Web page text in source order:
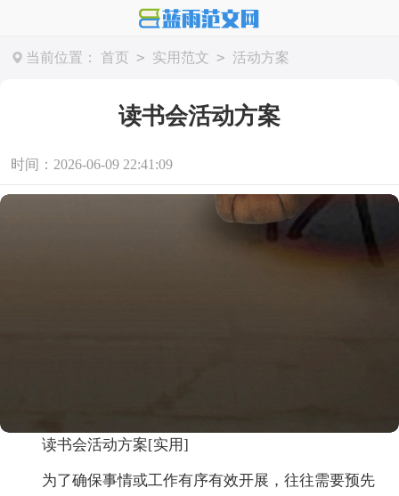
当前位置： 首页 > 实用范文 > 活动方案
读书会活动方案
时间：2026-06-09 22:41:09
读书会活动方案[实用]
为了确保事情或工作有序有效开展，往往需要预先